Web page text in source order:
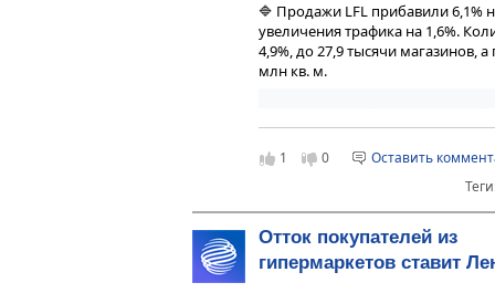
🔷 Продажи LFL прибавили 6,1%
увеличения трафика на 1,6%.
4,9%, до 27,9 тысячи магазинов,
млн кв. м.
1 0
Оставить
Отток покупателей из
гипермаркетов ставит